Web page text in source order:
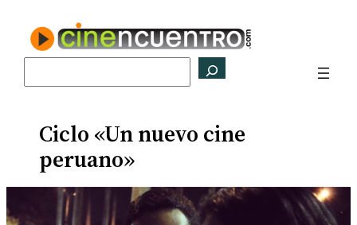
contenido
Ciclo «Un nuevo cine
peruano»